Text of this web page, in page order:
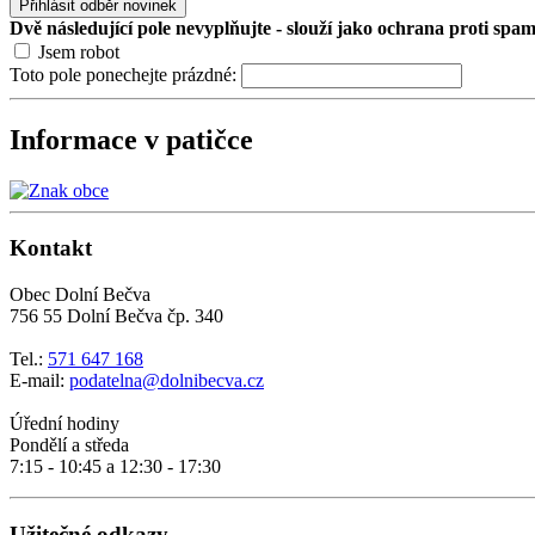
Přihlásit odběr novinek
Dvě následující pole nevyplňujte - slouží jako ochrana proti
Jsem robot
Toto pole ponechejte prázdné:
Informace v patičce
Kontakt
Obec Dolní Bečva
756 55 Dolní Bečva čp. 340
Tel.: 571 647 168
E-mail: podatelna@dolnibecva.cz
Úřední hodiny
Pondělí a středa
7:15 - 10:45 a 12:30 - 17:30